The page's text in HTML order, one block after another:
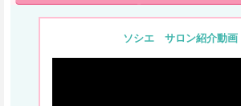
ソシエ サロン紹介動画